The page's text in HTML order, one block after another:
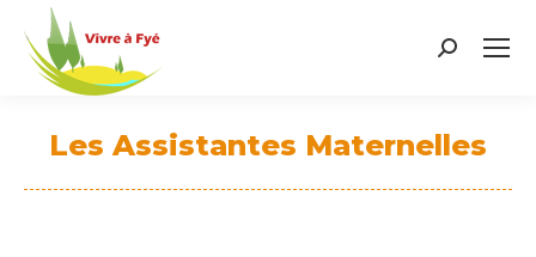
Search:
Les Assistantes Maternelles